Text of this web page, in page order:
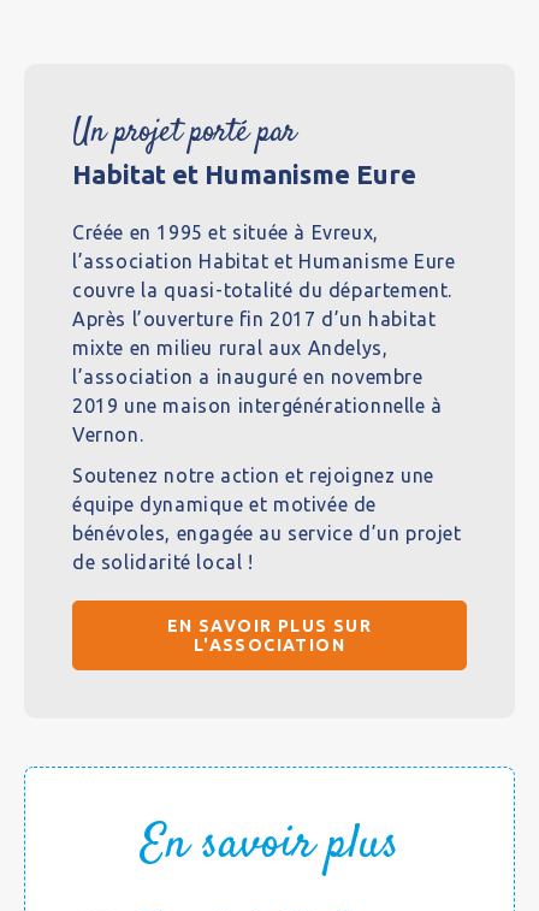
Un projet porté par
Habitat et Humanisme Eure
Créée en 1995 et située à Evreux,
l’association Habitat et Humanisme Eure
couvre la quasi-totalité du département.
Après l’ouverture fin 2017 d’un habitat
mixte en milieu rural aux Andelys,
l’association a inauguré en novembre
2019 une maison intergénérationnelle à
Vernon.
Soutenez notre action et rejoignez une
équipe dynamique et motivée de
bénévoles, engagée au service d’un projet
de solidarité local !
EN SAVOIR PLUS SUR
L'ASSOCIATION
En savoir plus